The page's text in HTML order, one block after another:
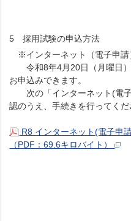
5 採用試験の申込方法
※インターネット（電子申請
令和8年4月20日（月曜日）
お申込みできます。
次の「インターネット(電子
認のうえ、手続きを行ってくだ
R8 インターネット(電子申
（PDF：69.6キロバイト）